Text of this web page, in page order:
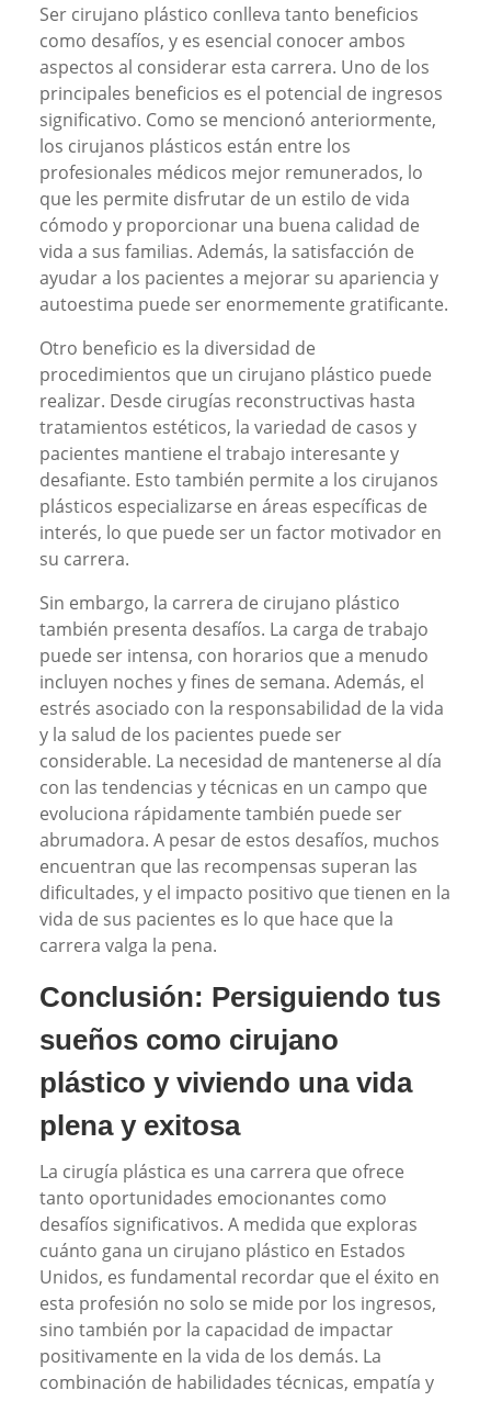
Ser cirujano plástico conlleva tanto beneficios
como desafíos, y es esencial conocer ambos
aspectos al considerar esta carrera. Uno de los
principales beneficios es el potencial de ingresos
significativo. Como se mencionó anteriormente,
los cirujanos plásticos están entre los
profesionales médicos mejor remunerados, lo
que les permite disfrutar de un estilo de vida
cómodo y proporcionar una buena calidad de
vida a sus familias. Además, la satisfacción de
ayudar a los pacientes a mejorar su apariencia y
autoestima puede ser enormemente gratificante.
Otro beneficio es la diversidad de
procedimientos que un cirujano plástico puede
realizar. Desde cirugías reconstructivas hasta
tratamientos estéticos, la variedad de casos y
pacientes mantiene el trabajo interesante y
desafiante. Esto también permite a los cirujanos
plásticos especializarse en áreas específicas de
interés, lo que puede ser un factor motivador en
su carrera.
Sin embargo, la carrera de cirujano plástico
también presenta desafíos. La carga de trabajo
puede ser intensa, con horarios que a menudo
incluyen noches y fines de semana. Además, el
estrés asociado con la responsabilidad de la vida
y la salud de los pacientes puede ser
considerable. La necesidad de mantenerse al día
con las tendencias y técnicas en un campo que
evoluciona rápidamente también puede ser
abrumadora. A pesar de estos desafíos, muchos
encuentran que las recompensas superan las
dificultades, y el impacto positivo que tienen en la
vida de sus pacientes es lo que hace que la
carrera valga la pena.
Conclusión: Persiguiendo tus
sueños como cirujano
plástico y viviendo una vida
plena y exitosa
La cirugía plástica es una carrera que ofrece
tanto oportunidades emocionantes como
desafíos significativos. A medida que exploras
cuánto gana un cirujano plástico en Estados
Unidos, es fundamental recordar que el éxito en
esta profesión no solo se mide por los ingresos,
sino también por la capacidad de impactar
positivamente en la vida de los demás. La
combinación de habilidades técnicas, empatía y